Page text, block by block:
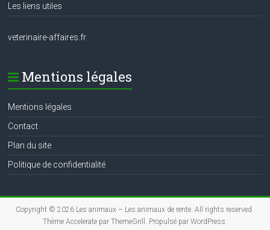
Les liens utiles
veterinaire-affaires.fr
Mentions légales
Mentions légales
Contact
Plan du site
Politique de confidentialité
Copyright © 2026 Les animaux – Les animaux de rente. All rights reserved.
Thème Acceleratepar ThemeGrill. Propulsé par WordPress.